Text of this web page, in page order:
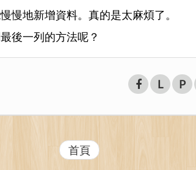
慢地新增資料。真的是太麻煩了。
後一列的方法呢？
L P
首頁